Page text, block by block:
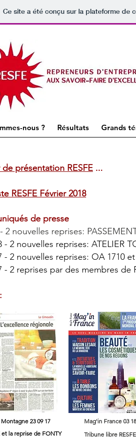
Ce site a été conçu sur la plateforme de
nous ? Résultats Grands
de présentation RESFE ...
RESFE Février 2018
de presse
2 nouvelles reprises:
- 2 nouvelles reprises: ATELIER
- 2 nouvelles reprises: OA 1710
- 2 reprises par des membres de
Montagne 23 09 17
et la reprise de FONTY
Mag'in France 03 18
Tribune libre RESFE